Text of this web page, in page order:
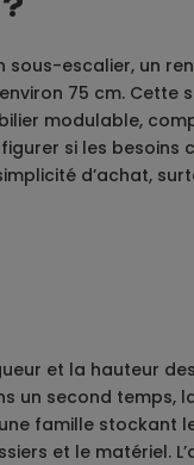
sous-escalier, un
75 cm. Cette
modulable,
si les besoins
d’achat,
et la hauteur
un second temps,
famille stockant
et le matériel.​